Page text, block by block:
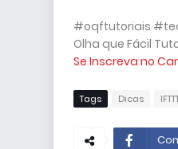
#oqftutoriais
Olha que Fácil
Se Inscreva no
Tags Dicas